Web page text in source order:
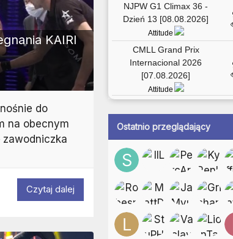
KAIRI
do
na obecnym
zawodniczka
Czytaj dalej
NJPW G1 Climax 36 -
Dzień 13 [08.08.2026]
Attitude
CMLL Grand Prix
Internacional 2026
[07.08.2026]
Attitude
Ostatnio przeglądający